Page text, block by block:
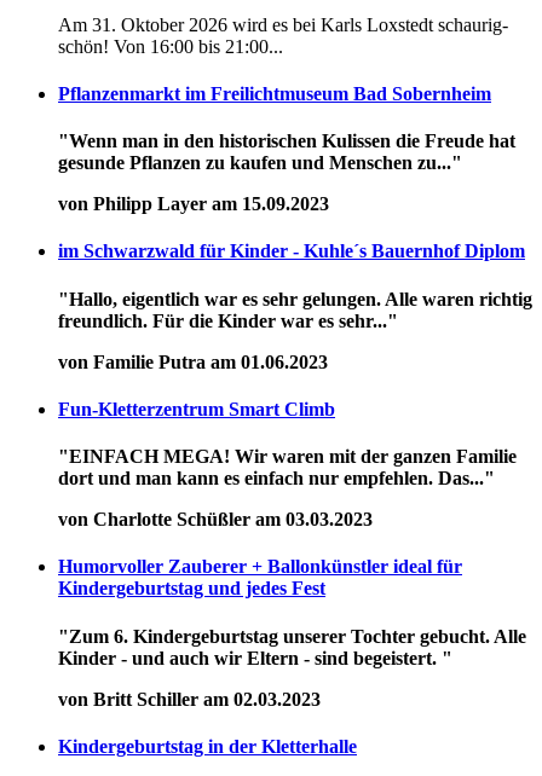
Am 31. Oktober 2026 wird es bei Karls Loxstedt schaurig-
schön! Von 16:00 bis 21:00...
Pflanzenmarkt im Freilichtmuseum Bad Sobernheim
"Wenn man in den historischen Kulissen die Freude hat
gesunde Pflanzen zu kaufen und Menschen zu..."
von Philipp Layer am 15.09.2023
im Schwarzwald für Kinder - Kuhle´s Bauernhof Diplom
"Hallo, eigentlich war es sehr gelungen. Alle waren richtig
freundlich. Für die Kinder war es sehr..."
von Familie Putra am 01.06.2023
Fun-Kletterzentrum Smart Climb
"EINFACH MEGA! Wir waren mit der ganzen Familie
dort und man kann es einfach nur empfehlen. Das..."
von Charlotte Schüßler am 03.03.2023
Humorvoller Zauberer + Ballonkünstler ideal für
Kindergeburtstag und jedes Fest
"Zum 6. Kindergeburtstag unserer Tochter gebucht. Alle
Kinder - und auch wir Eltern - sind begeistert. "
von Britt Schiller am 02.03.2023
Kindergeburtstag in der Kletterhalle